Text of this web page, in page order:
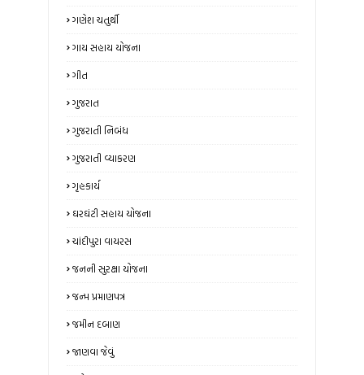
ગણેશ ચતુર્થી
ગાય સહાય યોજના
ગીત
ગુજરાત
ગુજરાતી નિબંધ
ગુજરાતી વ્યાકરણ
ગૃહકાર્ય
ઘરઘંટી સહાય યોજના
ચાંદીપુરા વાયરસ
જનની સુરક્ષા યોજના
જન્મ પ્રમાણપત્ર
જમીન દબાણ
જાણવા જેવું